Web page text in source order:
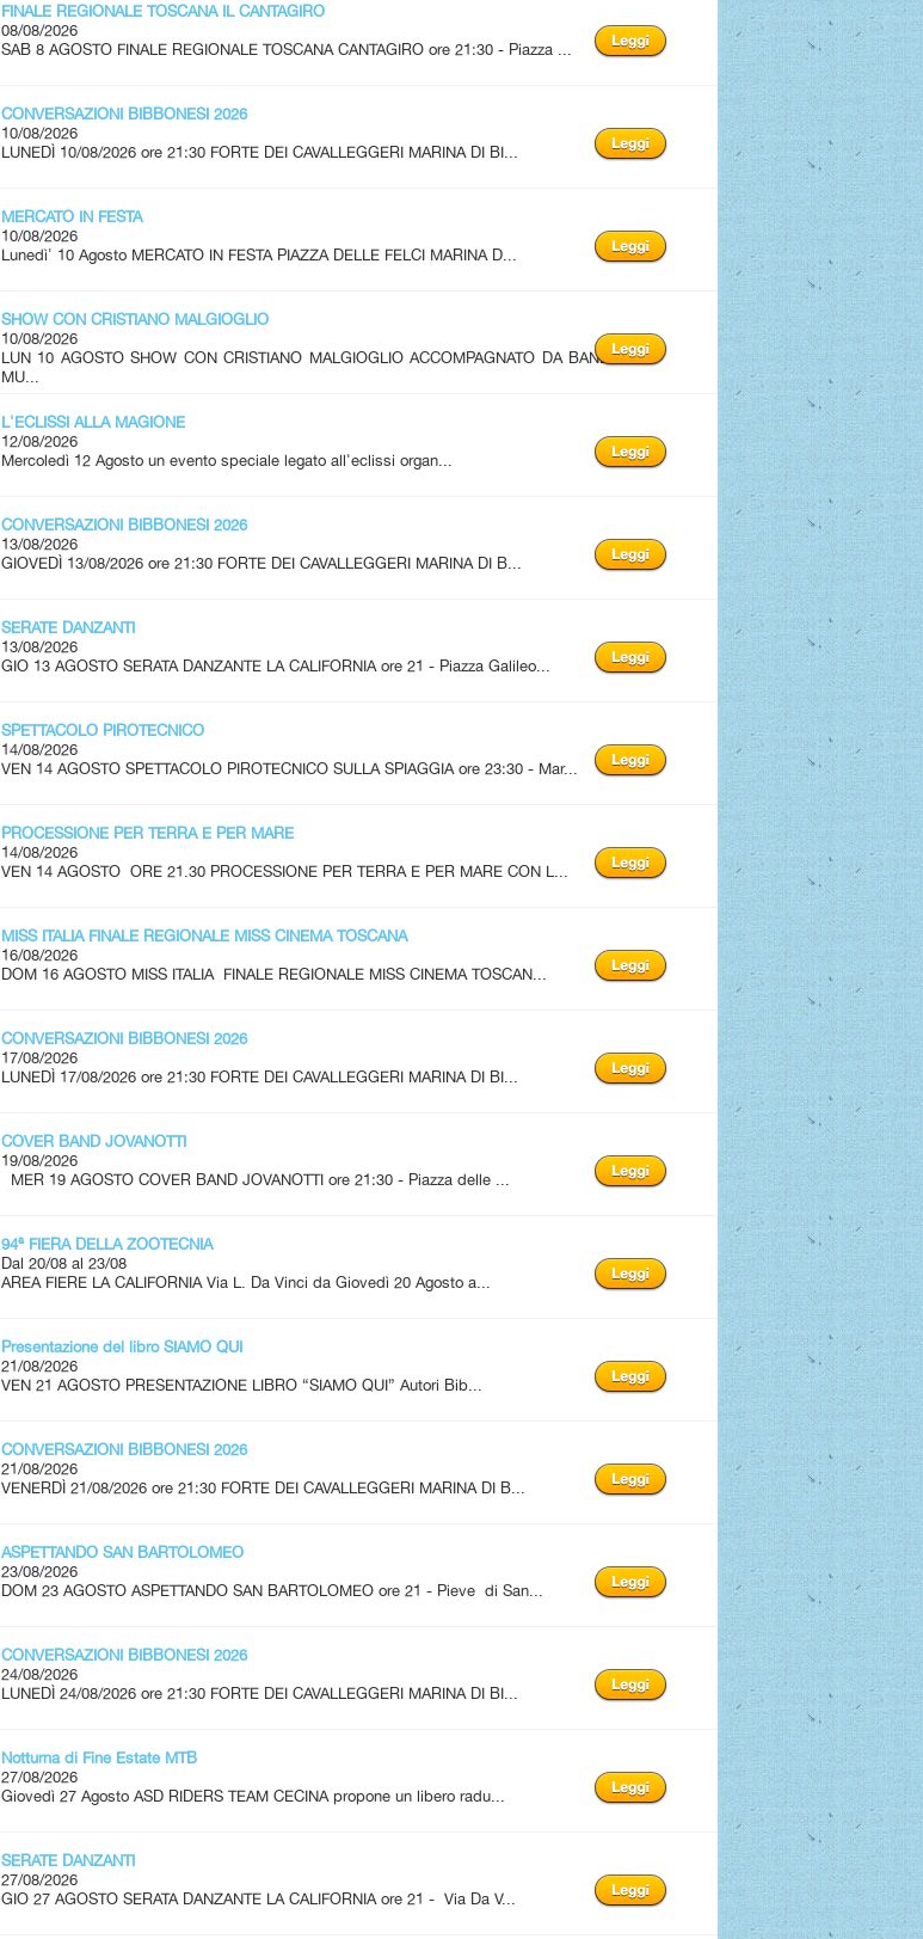
FINALE REGIONALE TOSCANA IL CANTAGIRO
08/08/2026
SAB 8 AGOSTO FINALE REGIONALE TOSCANA CANTAGIRO ore 21:30 - Piazza ...
CONVERSAZIONI BIBBONESI 2026
10/08/2026
LUNEDÌ 10/08/2026 ore 21:30 FORTE DEI CAVALLEGGERI MARINA DI BI...
MERCATO IN FESTA
10/08/2026
Lunedì' 10 Agosto MERCATO IN FESTA PIAZZA DELLE FELCI MARINA D...
SHOW CON CRISTIANO MALGIOGLIO
10/08/2026
LUN 10 AGOSTO SHOW CON CRISTIANO MALGIOGLIO ACCOMPAGNATO DA BAND
MU...
L'ECLISSI ALLA MAGIONE
12/08/2026
Mercoledì 12 Agosto un evento speciale legato all'eclissi organ...
CONVERSAZIONI BIBBONESI 2026
13/08/2026
GIOVEDÌ 13/08/2026 ore 21:30 FORTE DEI CAVALLEGGERI MARINA DI B...
SERATE DANZANTI
13/08/2026
GIO 13 AGOSTO SERATA DANZANTE LA CALIFORNIA ore 21 - Piazza Galileo...
SPETTACOLO PIROTECNICO
14/08/2026
VEN 14 AGOSTO SPETTACOLO PIROTECNICO SULLA SPIAGGIA ore 23:30 - Mar...
PROCESSIONE PER TERRA E PER MARE
14/08/2026
VEN 14 AGOSTO ORE 21.30 PROCESSIONE PER TERRA E PER MARE CON L...
MISS ITALIA FINALE REGIONALE MISS CINEMA TOSCANA
16/08/2026
DOM 16 AGOSTO MISS ITALIA FINALE REGIONALE MISS CINEMA TOSCAN...
CONVERSAZIONI BIBBONESI 2026
17/08/2026
LUNEDÌ 17/08/2026 ore 21:30 FORTE DEI CAVALLEGGERI MARINA DI BI...
COVER BAND JOVANOTTI
19/08/2026
MER 19 AGOSTO COVER BAND JOVANOTTI ore 21:30 - Piazza delle ...
94ª FIERA DELLA ZOOTECNIA
Dal 20/08 al 23/08
AREA FIERE LA CALIFORNIA Via L. Da Vinci da Giovedì 20 Agosto a...
Presentazione del libro SIAMO QUI
21/08/2026
VEN 21 AGOSTO PRESENTAZIONE LIBRO “SIAMO QUI” Autori Bib...
CONVERSAZIONI BIBBONESI 2026
21/08/2026
VENERDÌ 21/08/2026 ore 21:30 FORTE DEI CAVALLEGGERI MARINA DI B...
ASPETTANDO SAN BARTOLOMEO
23/08/2026
DOM 23 AGOSTO ASPETTANDO SAN BARTOLOMEO ore 21 - Pieve di San...
CONVERSAZIONI BIBBONESI 2026
24/08/2026
LUNEDÌ 24/08/2026 ore 21:30 FORTE DEI CAVALLEGGERI MARINA DI BI...
Notturna di Fine Estate MTB
27/08/2026
Giovedì 27 Agosto ASD RIDERS TEAM CECINA propone un libero radu...
SERATE DANZANTI
27/08/2026
GIO 27 AGOSTO SERATA DANZANTE LA CALIFORNIA ore 21 - Via Da V...